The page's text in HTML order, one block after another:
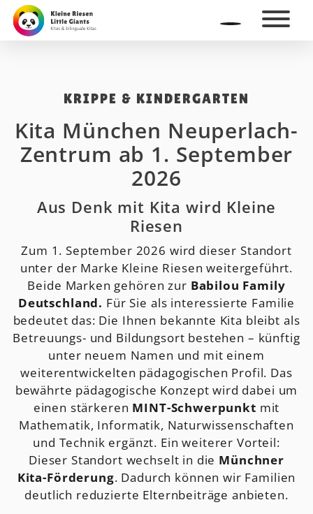
KRIPPE & KINDERGARTEN
Kita München Neuperlach-
Zentrum ab 1. September
2026
Aus Denk mit Kita wird Kleine
Riesen
Zum 1. September 2026 wird dieser Standort
unter der Marke Kleine Riesen weitergeführt.
Beide Marken gehören zur Babilou Family
Deutschland. Für Sie als interessierte Familie
bedeutet das: Die Ihnen bekannte Kita bleibt als
Betreuungs- und Bildungsort bestehen – künftig
unter neuem Namen und mit einem
weiterentwickelten pädagogischen Profil. Das
bewährte pädagogische Konzept wird dabei um
einen stärkeren MINT-Schwerpunkt mit
Mathematik, Informatik, Naturwissenschaften
und Technik ergänzt. Ein weiterer Vorteil:
Dieser Standort wechselt in die Münchner
Kita-Förderung. Dadurch können wir Familien
deutlich reduzierte Elternbeiträge anbieten.